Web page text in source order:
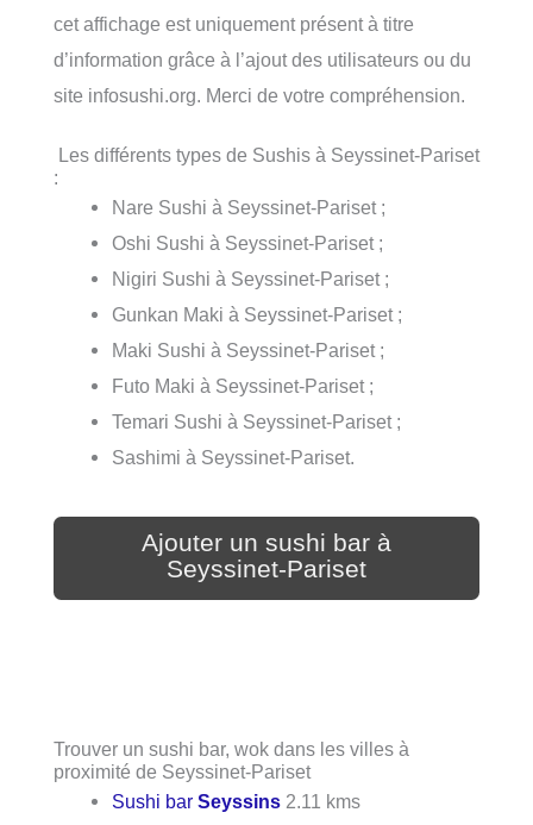
cet affichage est uniquement présent à titre
d’information grâce à l’ajout des utilisateurs ou du
site infosushi.org. Merci de votre compréhension.
Les différents types de Sushis à Seyssinet-Pariset
:
Nare Sushi à Seyssinet-Pariset ;
Oshi Sushi à Seyssinet-Pariset ;
Nigiri Sushi à Seyssinet-Pariset ;
Gunkan Maki à Seyssinet-Pariset ;
Maki Sushi à Seyssinet-Pariset ;
Futo Maki à Seyssinet-Pariset ;
Temari Sushi à Seyssinet-Pariset ;
Sashimi à Seyssinet-Pariset.
Ajouter un sushi bar à
Seyssinet-Pariset
Trouver un sushi bar, wok dans les villes à
proximité de Seyssinet-Pariset
Sushi barSeyssins 2.11 kms